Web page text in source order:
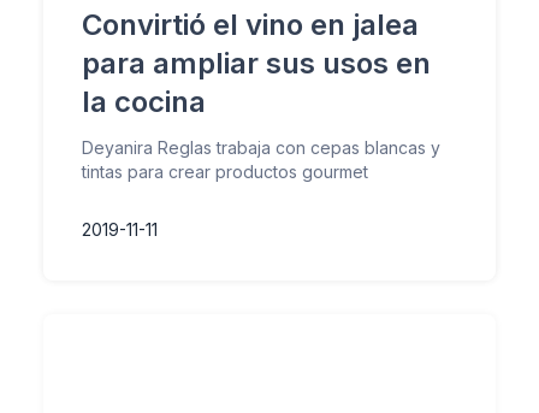
Convirtió el vino en jalea
para ampliar sus usos en
la cocina
Deyanira Reglas trabaja con cepas blancas y
tintas para crear productos gourmet
2019-11-11